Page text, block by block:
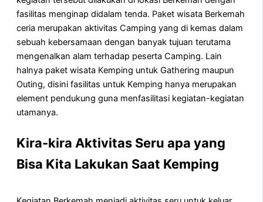
fasilitas menginap didalam tenda. Paket wisata Berkemah
ceria merupakan aktivitas Camping yang di kemas dalam
sebuah kebersamaan dengan banyak tujuan terutama
mengenalkan alam terhadap peserta Camping. Lain
halnya paket wisata Kemping untuk Gathering maupun
Outing, disini fasilitas untuk Kemping hanya merupakan
element pendukung guna menfasilitasi kegiatan-kegiatan
utamanya.
Kira-kira Aktivitas Seru apa yang
Bisa Kita Lakukan Saat Kemping